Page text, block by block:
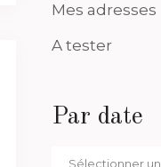
Mes adresses
A tester
Par date
Par